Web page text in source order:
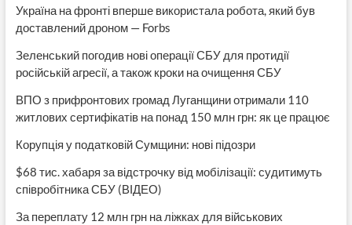
Україна на фронті вперше використала робота, який був
доставлений дроном — Forbs
Зеленський погодив нові операції СБУ для протидії
російській агресії, а також кроки на очищення СБУ
ВПО з прифронтових громад Луганщини отримали 110
житлових сертифікатів на понад 150 млн грн: як це працює
Корупція у податковій Сумщини: нові підозри
$68 тис. хабаря за відстрочку від мобілізації: судитимуть
співробітника СБУ (ВІДЕО)
За переплату 12 млн грн на ліжках для військових